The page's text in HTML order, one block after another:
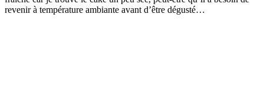
revenir à température ambiante avant d’être dégusté…